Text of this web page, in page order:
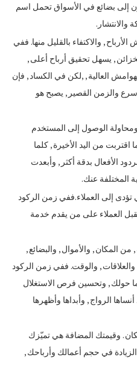
إلى بضائع في الأسواق تحمل اسم
والانتشار.
, والاكتفاء بالقليل منها. ففي
, يسهل تحقيق أرباح أعلى ,
العالية , ,لكن في الكساد , فإن
والزمن القصير , يصبح هو
ومحاولة الوصول إلى المستخدم
اقتربت من اليد الأخيرة , كلما
الأفعال بدقة أكثر , وأبعدت
المختلفة عنك.
تؤدى إلى العملاء.ففي زمن الركود
العملاء على من يقدم خدمة
المكان , والأموال , والبضائع ,
والعلاقات , والوقت. ففي زمن الركود
حولك , وتحسين فرص الاستغلال
الرواج , وأبداها وأظهرها
. وقيمتك المضافة هي تميّزك
في حجم أعمالك وأرباحك ,